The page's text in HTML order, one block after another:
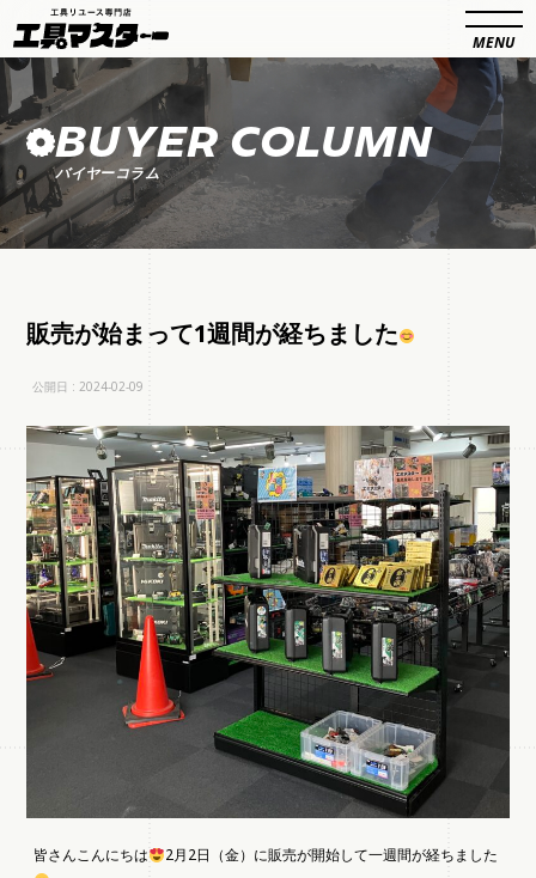
BUYER COLUMN
バイヤーコラム
販売が始まって1週間が経ちました
公開日 : 2024-02-09
皆さんこんにちは 2月2日（金）に販売が開始して一週間が経ちました